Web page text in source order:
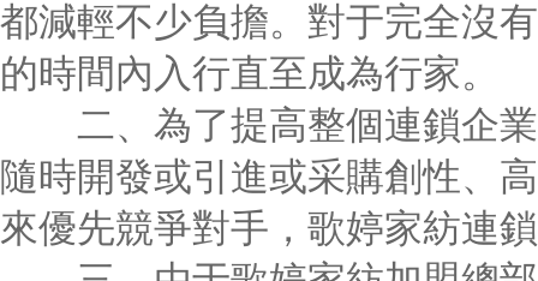
都減輕不少負擔。對于完全沒
的時間內入行直至成為行家。
二、為了提高整個連鎖企業
隨時開發或引進或采購創性、
來優先競爭對手，歌婷家紡連